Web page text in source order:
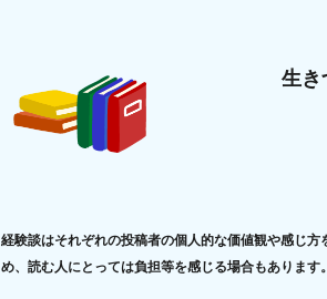
生き
経験談はそれぞれの投稿者の個人的な価値観や感じ
め、読む人にとっては負担等を感じる場合もあります